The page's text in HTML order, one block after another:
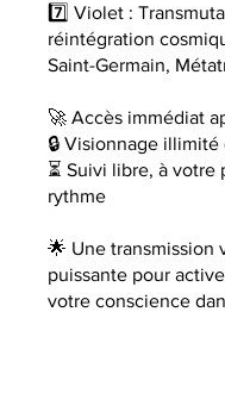
7️⃣ Violet :
réintégration
Saint-Germain,
🚀 Accès immédiat
🔒 Visionnage
⏳ Suivi libre, à votre
rythme
🌟 Une transmission
puissante pour
votre conscience